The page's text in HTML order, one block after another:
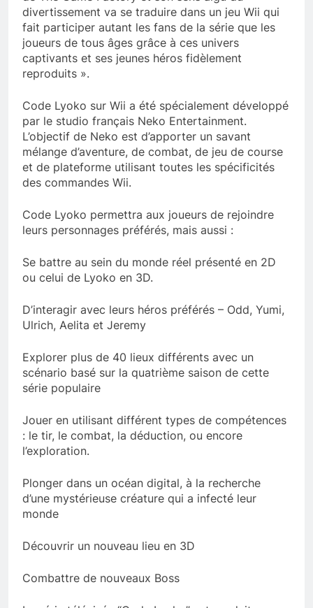
divertissement va se traduire dans un jeu Wii qui
fait participer autant les fans de la série que les
joueurs de tous âges grâce à ces univers
captivants et ses jeunes héros fidèlement
reproduits ».
Code Lyoko sur Wii a été spécialement développé
par le studio français Neko Entertainment.
L’objectif de Neko est d’apporter un savant
mélange d’aventure, de combat, de jeu de course
et de plateforme utilisant toutes les spécificités
des commandes Wii.
Code Lyoko permettra aux joueurs de rejoindre
leurs personnages préférés, mais aussi :
Se battre au sein du monde réel présenté en 2D
ou celui de Lyoko en 3D.
D’interagir avec leurs héros préférés – Odd, Yumi,
Ulrich, Aelita et Jeremy
Explorer plus de 40 lieux différents avec un
scénario basé sur la quatrième saison de cette
série populaire
Jouer en utilisant différent types de compétences
: le tir, le combat, la déduction, ou encore
l’exploration.
Plonger dans un océan digital, à la recherche
d’une mystérieuse créature qui a infecté leur
monde
Découvrir un nouveau lieu en 3D
Combattre de nouveaux Boss